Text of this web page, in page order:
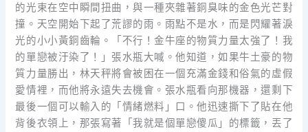
的光束在空中瞬間扭曲，與一種夾雜著銅臭味的金色光芒對
撞。天空開始下起了荒謬的雨。雨點不是水，而是閃耀著淚
光的小小黃銅齒輪。「不行！金牛座的物質力量太強了！我
的單戀被汙染了！」張水瓶大喊。他知道，如果牛土豪的物
質力量勝出，林天秤將會被困在一個充滿金錢和俗氣的虛假
愛情裡，而他將永遠失去機會。張水瓶看向那機器，還剩下
最後一個可以輸入的「情緒燃料」口。他迅速撕下了貼在他
背後衣領上，那張寫著「我就是個單戀傻瓜」的標籤，丟了